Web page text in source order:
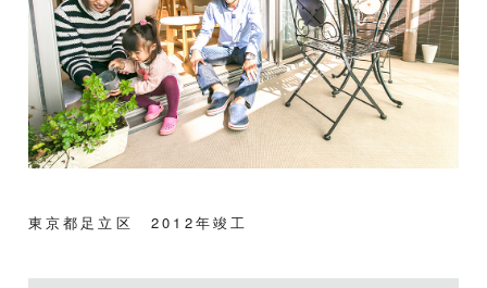
東京都足立区 2012年竣工